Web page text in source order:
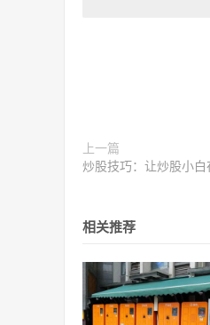
上一篇
炒股技巧：让炒股小
相关推荐